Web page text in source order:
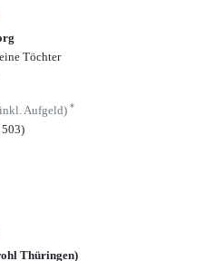
Töchter
Aufgeld)*
503)
Thüringen)